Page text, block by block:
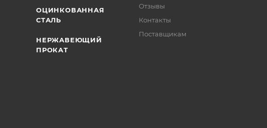
ОЦИНКОВАННАЯ
СТАЛЬ
НЕРЖАВЕЮЩИЙ
ПРОКАТ
Отзывы
Контакты
Поставщикам